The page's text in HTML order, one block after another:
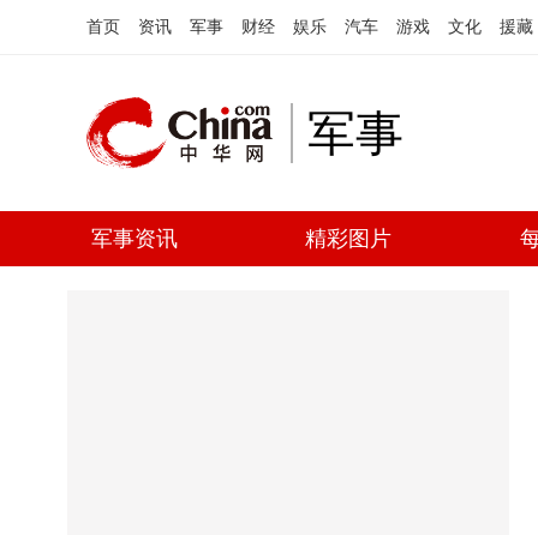
首页 资讯 军事 财经 娱乐 汽车 游戏 文化 援藏
军事
军事资讯 精彩图片